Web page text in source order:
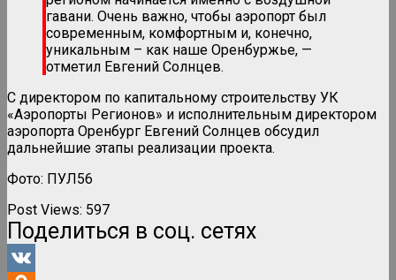
гавани. Очень важно, чтобы аэропорт был
современным, комфортным и, конечно,
уникальным – как наше Оренбуржье, —
отметил Евгений Солнцев.
С директором по капитальному строительству УК
«Аэропорты Регионов» и исполнительным директором
аэропорта Оренбург Евгений Солнцев обсудил
дальнейшие этапы реализации проекта.
Фото: ПУЛ56
Post Views: 597
Поделиться в соц. сетях